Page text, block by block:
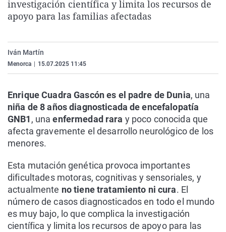
La rosa de los vientos
Como el perro y el
Caso
Equipo de
Extremadura
La Rioja
Virales
Elecciones
investigación científica y limita los recursos de
apoyo para las familias afectadas
Iván Martín
Menorca 15.07.2025 11:45
Enrique Cuadra Gascón es el padre de Dunia, una
niña de 8 años diagnosticada de encefalopatía
GNB1 , unaenfermedad rara y poco conocida que
afecta gravemente el desarrollo neurológico de los
menores.
Esta mutación genética provoca importantes
dificultades motoras, cognitivas y sensoriales, y
actualmente no tiene tratamiento ni cura. El
número de casos diagnosticados en todo el mundo
es muy bajo, lo que complica la investigación
científica y limita los recursos de apoyo para las